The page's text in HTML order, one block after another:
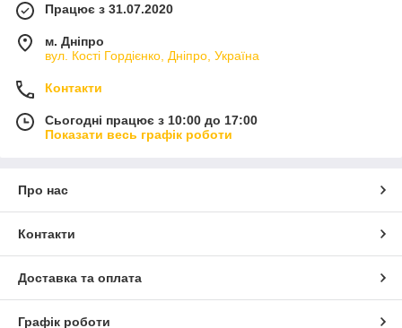
Працює з 31.07.2020
м. Дніпро
вул. Кості Гордієнко, Дніпро, Україна
Контакти
Сьогодні працює з 10:00 до 17:00
Показати весь графік роботи
Про нас
Контакти
Доставка та оплата
Графік роботи